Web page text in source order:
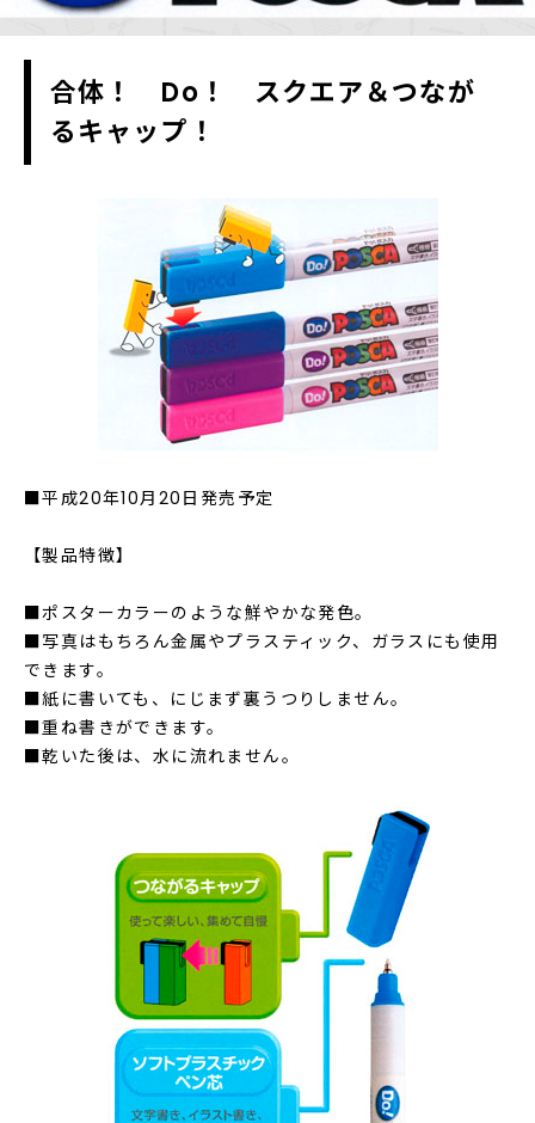
合体！ Do！ スクエア＆つなが
るキャップ！
■平成20年10月20日発売予定
【製品特徴】
■ポスターカラーのような鮮やかな発色。
■写真はもちろん金属やプラスティック、ガラスにも使用
できます。
■紙に書いても、にじまず裏うつりしません。
■重ね書きができます。
■乾いた後は、水に流れません。